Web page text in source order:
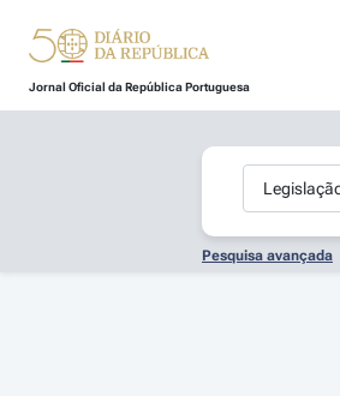
Jornal Oficial da República Portuguesa
Pesquisa avançada